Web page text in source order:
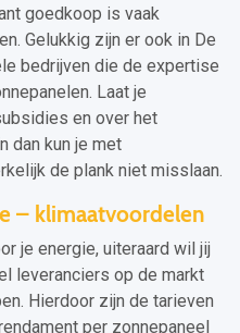
goedkoop is vaak
Gelukkig zijn er ook in De
bedrijven die de expertise
Laat je
en over het
dan kun je met
de plank niet misslaan.
– klimaatvoordelen
je energie, uiteraard wil jij
leveranciers op de markt
Hierdoor zijn de tarieven
per zonnepaneel